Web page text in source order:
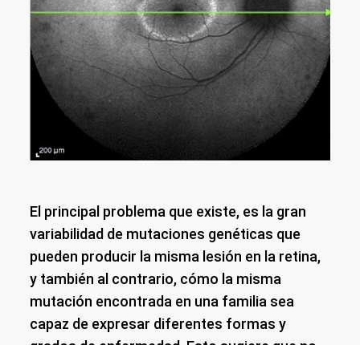
El principal problema que existe, es la gran
variabilidad de mutaciones genéticas que
pueden producir la misma lesión en la retina,
y también al contrario, cómo la misma
mutación encontrada en una familia sea
capaz de expresar diferentes formas y